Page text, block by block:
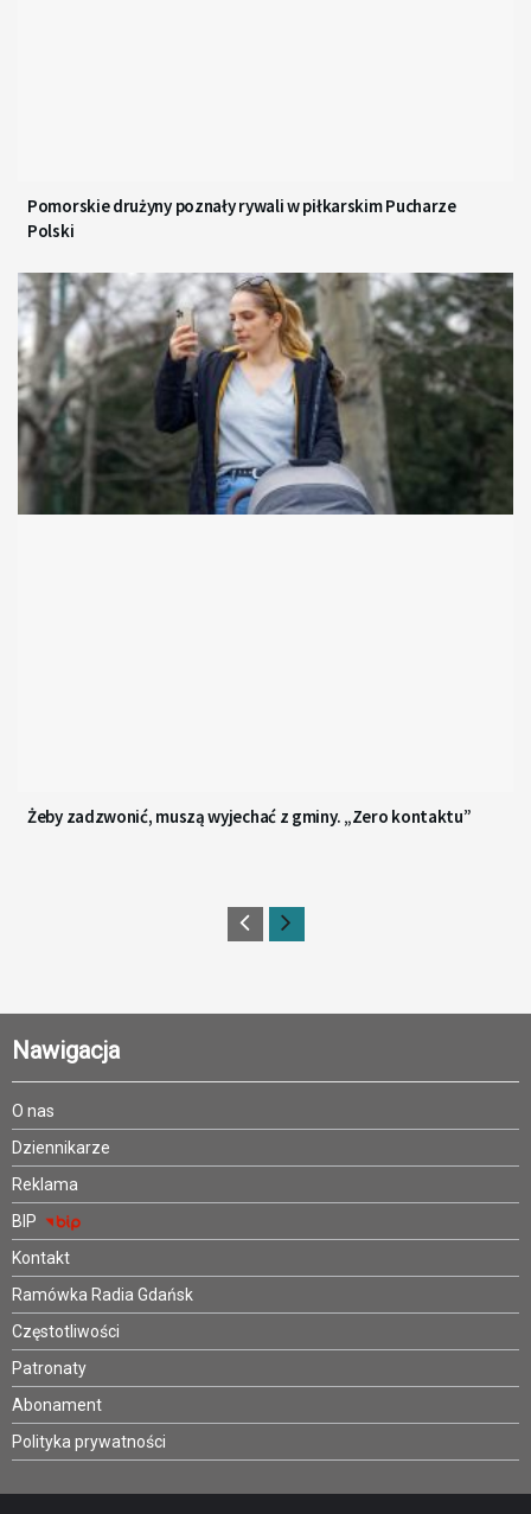
Pomorskie drużyny poznały rywali w piłkarskim Pucharze
Polski
Żeby zadzwonić, muszą wyjechać z gminy. „Zero kontaktu”
Nawigacja
O nas
Dziennikarze
Reklama
BIP
Kontakt
Ramówka Radia Gdańsk
Częstotliwości
Patronaty
Abonament
Polityka prywatności